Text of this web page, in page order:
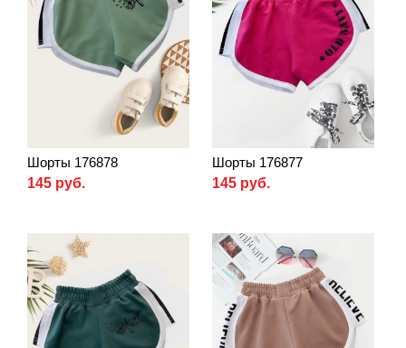
Шорты 176878
145 руб.
Шорты 176877
145 руб.